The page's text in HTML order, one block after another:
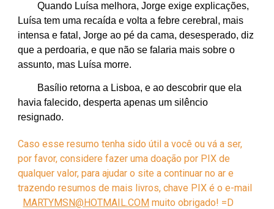
Quando Luísa melhora, Jorge exige explicações,
Luísa tem uma recaída e volta a febre cerebral, mais
intensa e fatal, Jorge ao pé da cama, desesperado, diz
que a perdoaria, e que não se falaria mais sobre o
assunto, mas Luísa morre.
Basílio retorna a Lisboa, e ao descobrir que ela
havia falecido, desperta apenas um silêncio
resignado.
Caso esse resumo tenha sido útil a você ou vá a ser,
por favor, considere fazer uma doação por PIX de
qualquer valor, para ajudar o site a continuar no ar e
trazendo resumos de mais livros, chave PIX é o e-mail
MARTYMSN@HOTMAIL.COM muito obrigado! =D